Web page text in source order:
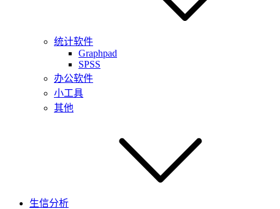
统计软件
Graphpad
SPSS
办公软件
小工具
其他
生信分析